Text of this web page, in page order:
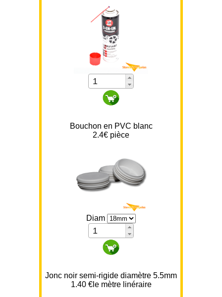
Bouchon en PVC blanc
2.4€ pièce
Diam
Jonc noir semi-rigide diamètre 5.5mm
1.40 €le mètre linéraire